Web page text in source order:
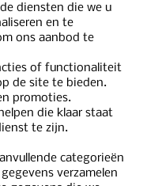
diensten die we u
en te
ons aanbod te
of functionaliteit
de site te bieden.
promoties.
die klaar staat
te zijn.
categorieën
verzamelen